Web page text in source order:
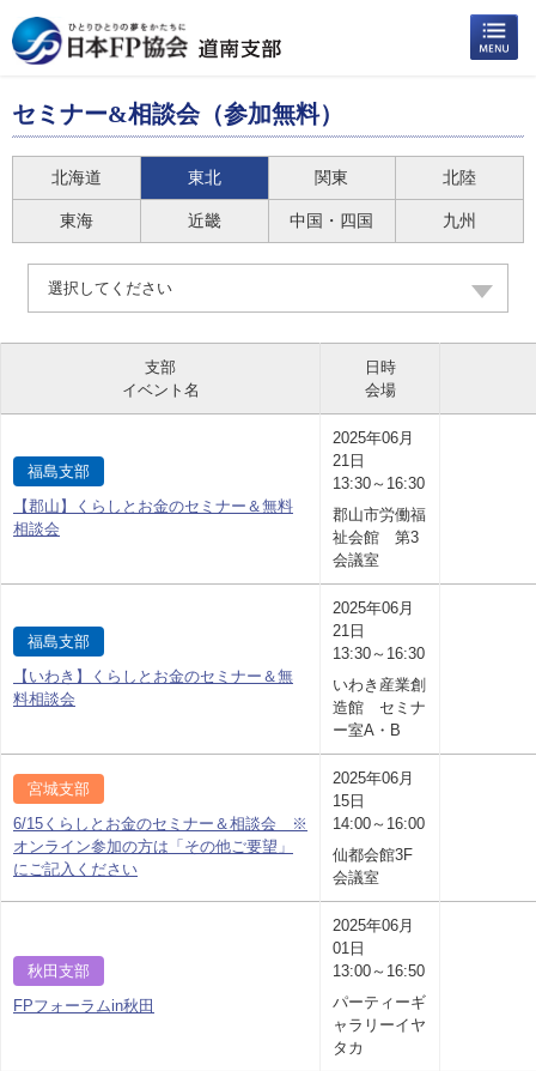
セミナー&相談会（参加無料）
北海道 東北 関東 北陸
東海 近畿 中国・四国 九州
選択してください
支部
イベント名
日時
会場
福島支部
【郡山】くらしとお金のセミナー＆無料
相談会
2025年06月
21日
13:30～16:30
郡山市労働福
祉会館 第3
会議室
福島支部
【いわき】くらしとお金のセミナー＆無
料相談会
2025年06月
21日
13:30～16:30
いわき産業創
造館 セミナ
ー室A・B
宮城支部
6/15くらしとお金のセミナー＆相談会 ※
オンライン参加の方は「その他ご要望」
にご記入ください
2025年06月
15日
14:00～16:00
仙都会館3F
会議室
秋田支部
FPフォーラムin秋田
2025年06月
01日
13:00～16:50
パーティーギ
ャラリーイヤ
タカ